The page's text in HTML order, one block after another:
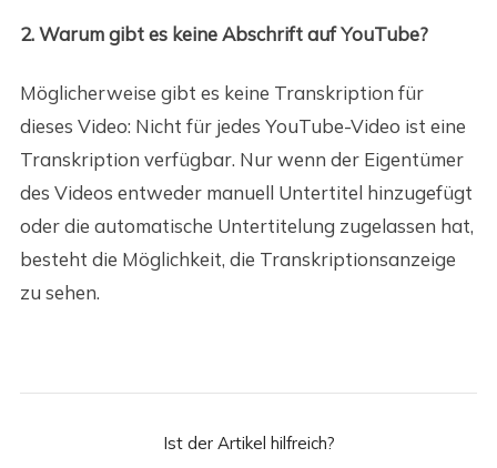
2. Warum gibt es keine Abschrift auf YouTube?
Möglicherweise gibt es keine Transkription für
dieses Video: Nicht für jedes YouTube-Video ist eine
Transkription verfügbar. Nur wenn der Eigentümer
des Videos entweder manuell Untertitel hinzugefügt
oder die automatische Untertitelung zugelassen hat,
besteht die Möglichkeit, die Transkriptionsanzeige
zu sehen.
Ist der Artikel hilfreich?